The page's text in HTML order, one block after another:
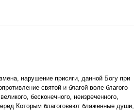
нарушение присяги, данной Богу при
святой и благой воле благого
бесконечного, неизреченного,
Которым благоговеют блаженные души,